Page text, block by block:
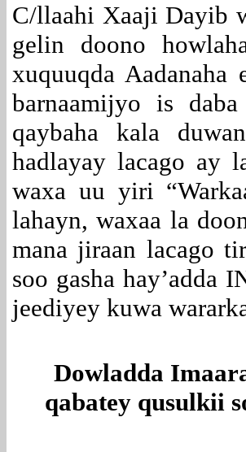
C/llaahi Xaaji Dayib
gelin doono
xuquuqda
barnaamijyo is
qaybaha kala
hadlayay lacago ay
waxa uu yiri
lahayn, waxaa la
mana jiraan lacago
soo gasha hay’adda
jeediyey kuwa
Dowladda
qabatey qusulkii